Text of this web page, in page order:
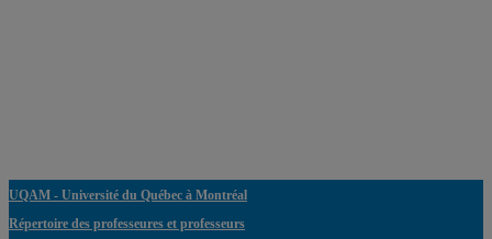
UQAM - Université du Québec à Montréal
Répertoire des professeures et professeurs